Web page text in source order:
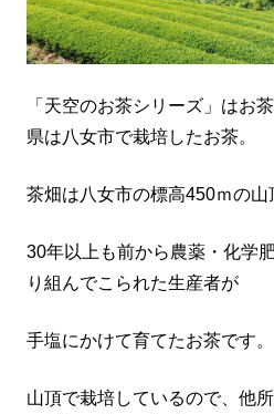
「天空のお茶シリーズ」はお
県は八女市で栽培したお茶。
茶畑は八女市の標高450ｍの山
30年以上も前から農薬・化学
り組んでこられた生産者が
手塩にかけて育てたお茶です。
山頂で栽培しているので、他